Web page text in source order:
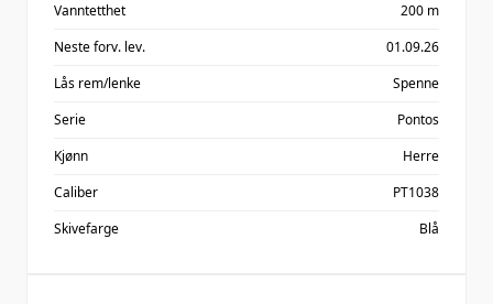
Vanntetthet
200 m
Neste forv. lev.
01.09.26
Lås rem/lenke
Spenne
Serie
Pontos
Kjønn
Herre
Caliber
PT1038
Skivefarge
Blå